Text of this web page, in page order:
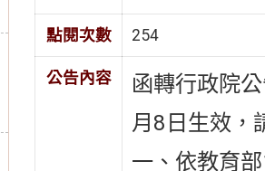
點閱次數 254
公告內容 函轉行政院
月8日生效，
一、依教育